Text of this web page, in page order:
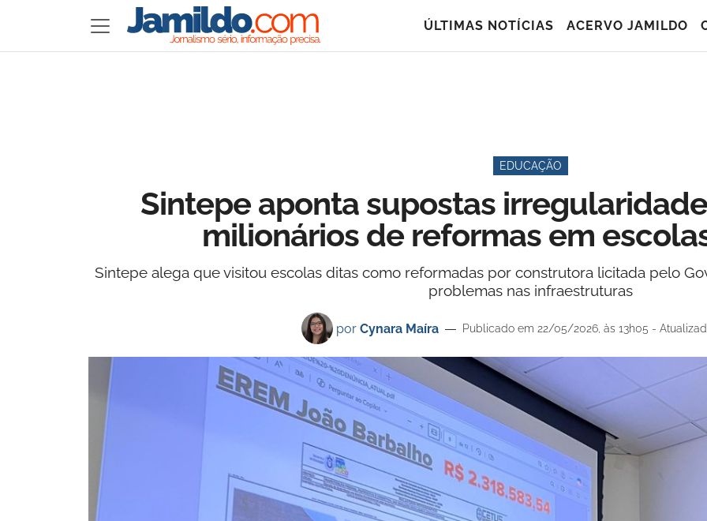
ÚLTIMAS NOTÍCIAS ACERVO JAMILDO
EDUCAÇÃO
Sintepe aponta supostas
milionários de reformas em
Sintepe alega que visitou escolas ditas como reformadas por construtora licitada pelo
problemas nas infraestruturas
por Cynara Maíra Publicado em 22/05/2026, às 13h05 -